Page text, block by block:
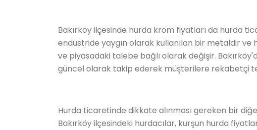
Bakırköy ilçesinde hurda krom fiyatları da hurda
endüstride yaygın olarak kullanılan bir metaldir
ve piyasadaki talebe bağlı olarak değişir.
güncel olarak takip ederek müşterilere rekabetçi
Hurda ticaretinde dikkate alınması gereken bir
Bakırköy ilçesindeki hurdacılar, kurşun hurda